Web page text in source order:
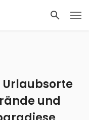
Urlaubsorte
und